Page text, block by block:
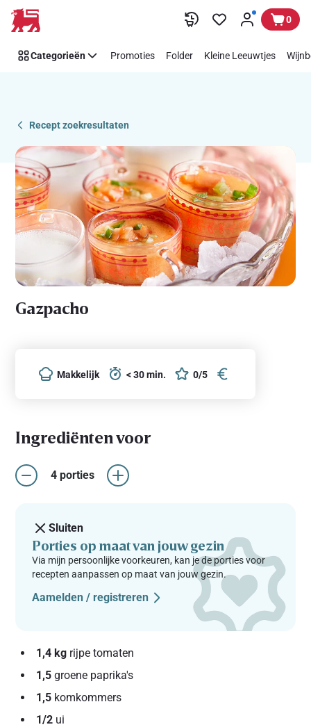
Overslaan
Recipe
Details
0
Categorieën Promoties Folder Kleine Leeuwtjes
Recept zoekresultaten
Gazpacho
Makkelijk < 30 min. 0/5
Ingrediënten voor
4 porties
Sluiten
Porties op maat van jouw gezin
Via mijn persoonlijke voorkeuren, kan je de porties voor
recepten aanpassen op maat van jouw gezin.
Aamelden / registreren
1,4 kg rijpe tomaten
1,5groene paprika's
1,5 komkommers
1/2 ui